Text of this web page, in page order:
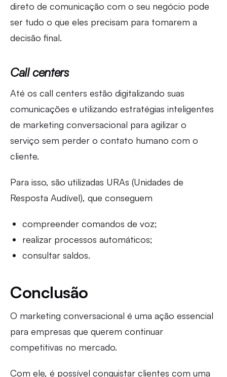
direto de comunicação com o seu negócio pode
ser tudo o que eles precisam para tomarem a
decisão final.
Call centers
Até os call centers estão digitalizando suas
comunicações e utilizando estratégias inteligentes
de marketing conversacional para agilizar o
serviço sem perder o contato humano com o
cliente.
Para isso, são utilizadas URAs (Unidades de
Resposta Audível), que conseguem
compreender comandos de voz;
realizar processos automáticos;
consultar saldos.
Conclusão
O marketing conversacional é uma ação essencial
para empresas que querem continuar
competitivas no mercado.
Com ele, é possível conquistar clientes com uma